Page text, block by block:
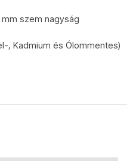
szem nagyság
, Kadmium és Ólommentes)